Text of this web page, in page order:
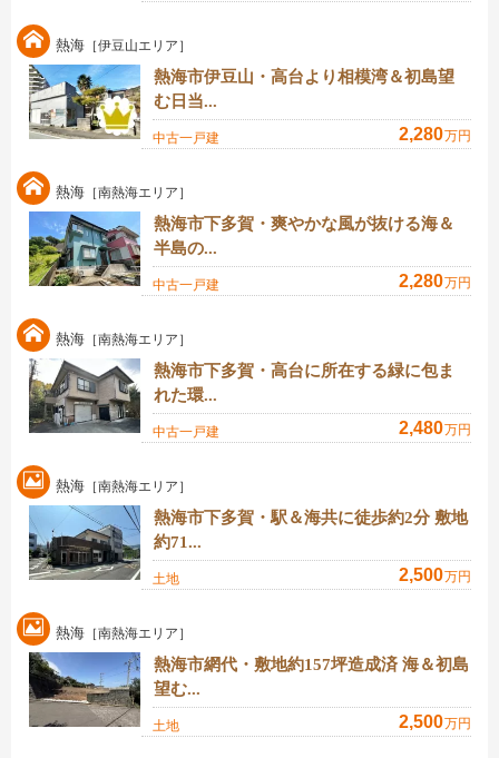
熱海 ［伊豆山エリア］
熱海市伊豆山・高台より相模湾＆初島望
む日当...
中古一戸建 2,280万円
熱海 ［南熱海エリア］
熱海市下多賀・爽やかな風が抜ける海＆
半島の...
中古一戸建 2,280万円
熱海 ［南熱海エリア］
熱海市下多賀・高台に所在する緑に包ま
れた環...
中古一戸建 2,480万円
熱海 ［南熱海エリア］
熱海市下多賀・駅＆海共に徒歩約2分 敷地
約71...
土地 2,500万円
熱海 ［南熱海エリア］
熱海市網代・敷地約157坪造成済 海＆初島
望む...
土地 2,500万円